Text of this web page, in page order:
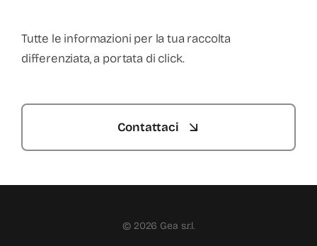
Tutte le informazioni per la tua raccolta
differenziata, a portata di click.
Contattaci
© 2026 Gea s.r.l.